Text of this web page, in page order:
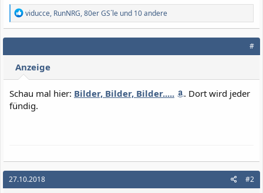
R
e
a
k
o
n
n
:
viducce, RunNRG,80er GS´le und 10 andere
#
Anzeige
Schau mal hier: Bilder, Bilder, Bilder.....
. Dort wird jeder
fündig.
27.10.2018 #2